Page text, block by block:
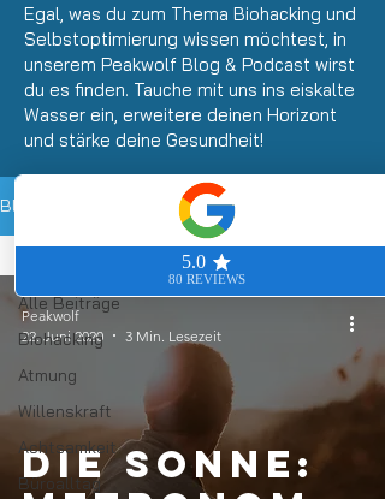
Blog
Alle Beiträge
Biohacking
Atmung
Willenskraft
Achtsamkeit
Büroalltag
Die Sonne:
Peakwolf
22. Juni 2020
3 Min. Lesezeit
Egal, was du zum Thema Biohacking und
Selbstoptimierung wissen möchtest, in
unserem Peakwolf Blog & Podcast wirst
du es finden. Tauche mit uns ins eiskalte
Wasser ein, erweitere deinen Horizont
und stärke deine Gesundheit!